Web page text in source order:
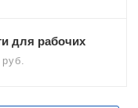
для рабочих